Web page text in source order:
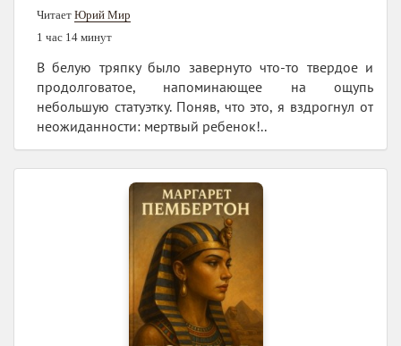
Читает Юрий Мир
1 час 14 минут
В белую тряпку было завернуто что-то твердое и
продолговатое, напоминающее на ощупь
небольшую статуэтку. Поняв, что это, я вздрогнул от
неожиданности: мертвый ребенок!..